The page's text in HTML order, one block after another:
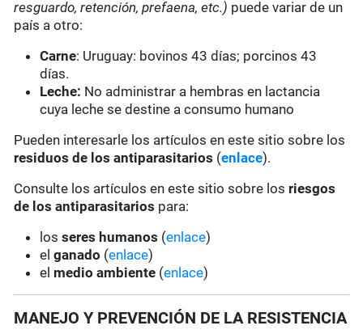
resguardo, retención, prefaena, etc.) puede variar de un
país a otro:
Carne: Uruguay: bovinos 43 días; porcinos 43
días.
Leche: No administrar a hembras en lactancia
cuya leche se destine a consumo humano
Pueden interesarle los artículos en este sitio sobre los
residuos de los antiparasitarios (enlace).
Consulte los artículos en este sitio sobre los riesgos
de los antiparasitarios para:
losseres humanos (enlace)
elganado (enlace)
el medio ambiente (enlace)
MANEJO Y PREVENCIÓN DE LA RESISTENCIA